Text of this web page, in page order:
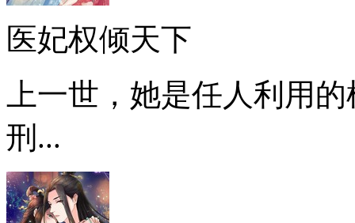
医妃权倾天下
上一世，她是任人利用
刑...